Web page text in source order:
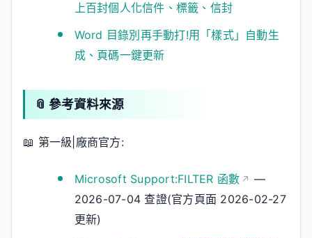
上百封個人化信件、標籤、信封
Word 目錄別再手動打!用「樣式」自動生
成、頁碼一鍵更新
📎 參考資料來源
📖 第一級|廠商官方:
Microsoft Support:FILTER 函數
—
2026-07-04 查證(官方頁面 2026-02-27
更新)